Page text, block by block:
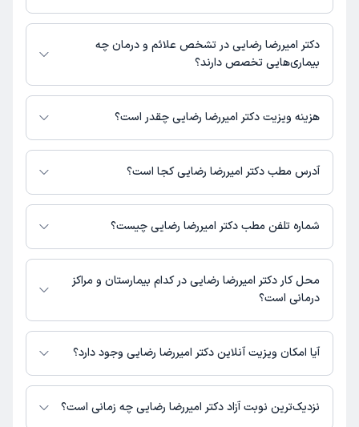
مطب، شماره تماس، برنامه حضور در مطب، تصاویر پزشک، ساعات کاری و سایر
اطلاعات مرتبط با خدمات پزشکی و نوبت‌گیری ممکن است در پروفایل ایشان در
دکترتو در دسترس باشد
دکتر امیررضا رضایی در رشته‌های زیر (پزشکی) تخصص دارند:
عمومی
دکتر امیررضا رضایی در تشخص علائم و درمان چه
بیماری‌هایی تخصص دارند؟
دکتر امیررضا رضایی در تشخیص علائم و درمان بیماری‌های مرتبط با عمومی
فعالیت می‌کنند.
هزینه ویزیت دکتر امیررضا رضایی چقدر است؟
برای اطلاع از هزینه ویزیت دکتر امیررضا رضایی، لازم است با مطب تماس بگیرید.
آدرس مطب دکتر امیررضا رضایی کجا است؟
دکتر امیررضا رضایی 1 مطب فعال دارند. آدرس مطب‌های دکتر امیررضا رضایی به
شرح زیر است.
شماره تلفن مطب دکتر امیررضا رضایی چیست؟
مطب بلوار انقلاب : 033440801
محل کار دکتر امیررضا رضایی در کدام بیمارستان و مراکز
درمانی است؟
اطلاعاتی درباره محل فعالیت دکتر امیررضا رضایی در مراکز درمانی در دسترس
نیست.
آیا امکان ویزیت آنلاین دکتر امیررضا رضایی وجود دارد؟
در حال حاضر اطلاعاتی درباره ارائه ویزیت آنلاین توسط دکتر امیررضا رضایی در
دسترس نیست. برای دریافت اطلاعات دقیق‌تر، لطفاً با مطب تماس بگیرید.
نزدیک‌ترین نوبت آزاد دکتر امیررضا رضایی چه زمانی است؟